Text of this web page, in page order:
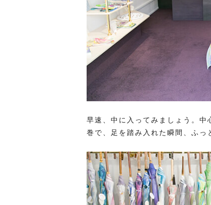
早速、中に入ってみましょう。
巻で、足を踏み入れた瞬間、ふっ